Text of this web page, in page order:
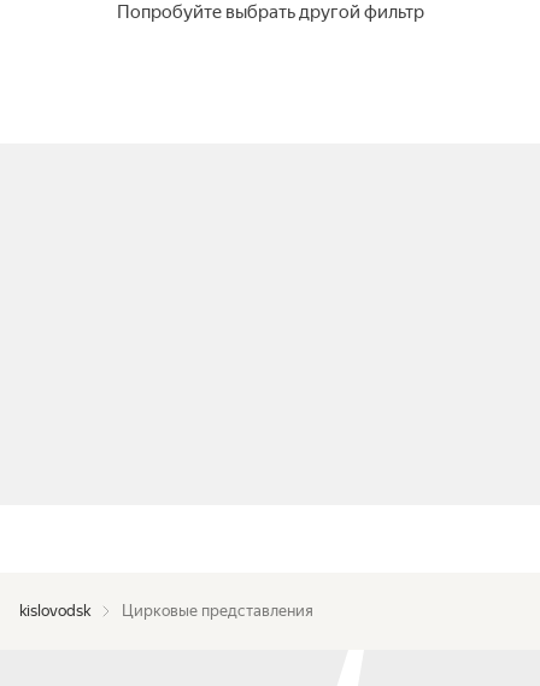
Попробуйте выбрать другой фильтр
kislovodsk Цирковые представления